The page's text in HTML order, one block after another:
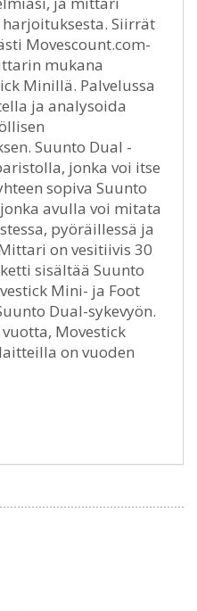
Siirrät
Movescount.com-
mukana
Minillä. Palvelussa
ja analysoida
Suunto Dual -
jonka voi itse
sopiva Suunto
avulla voi mitata
pyöräillessä ja
on vesitiivis 30
sisältää Suunto
Mini- ja Foot
Dual-sykevyön.
Movestick
on vuoden